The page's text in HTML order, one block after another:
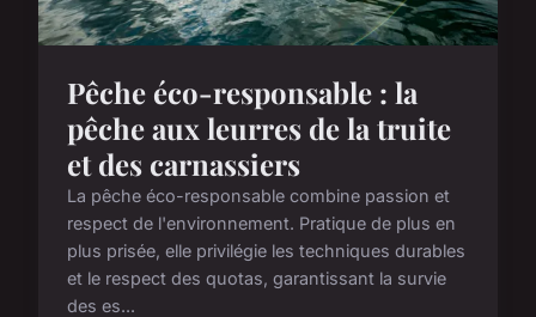
Pêche éco-responsable : la
pêche aux leurres de la truite
et des carnassiers
La pêche éco-responsable combine passion et
respect de l'environnement. Pratique de plus en
plus prisée, elle privilégie les techniques durables
et le respect des quotas, garantissant la survie
des es...